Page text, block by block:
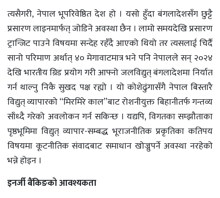
त्यसैगरी, नेपाल भूपरिवेष्ठित देश हो । यसो हुँदा बंगलादेशसँग छुट्टै
प्रसारण लाइनमार्फत् जोडिने अवस्था छैन । लामो समयदेखि प्रसारण
ट्रान्जिट पाउने विषयमा सन्देह रहँदै आएको थियो तर त्यसलाई चिर्दै
सानो परिमाण अर्थात् ४० मेगावाटमात्र भने पनि नेपालले सन् २०२४
देखि भारतीय ग्रिड प्रयोग गरी आफ्नो जलविद्युत् बंगलादेशमा निर्यात
गर्न थाल्नु निकै सुखद पक्ष रह्यो । यो कोशेढुंगासँगै नेपाल बिस्तारै
विद्युत् व्यापारको “मिरमिरे काल”बाट रोशनीयुक्त बिहानीतर्फ गन्तव्य
साँध्दै गरेको अवलोकन गर्न सकिन्छ । यद्यपि, विगतका सम्झौताका
पृष्ठभूमिमा विद्युत् व्यापार-सम्बद्ध भूराजनीतिक प्रकृतिका कतिपय
विषयमा कूटनीतिक संवादबाट समाधान खोज्नुपर्ने अवस्था नरहेको
भन्ने होइन ।
इनर्जी बैंकिङको आवश्यकता